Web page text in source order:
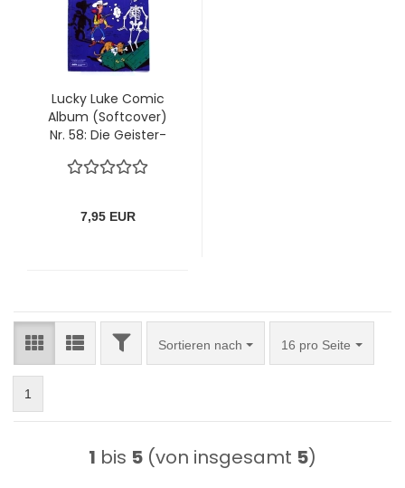
Lucky Luke Comic
Album (Softcover)
Nr. 58: Die Geister-
Storys von Ehapa
7,95 EUR
FILTERSortieren nach
Sortieren nach 16 pro Seite
pro Seite
1
1 bis 5 (von insgesamt 5)